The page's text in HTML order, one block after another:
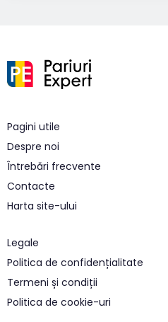
Pagini utile
Despre noi
Întrebări frecvente
Contacte
Harta site-ului
Legale
Politica de confidențialitate
Termeni și condiții
Politica de cookie-uri